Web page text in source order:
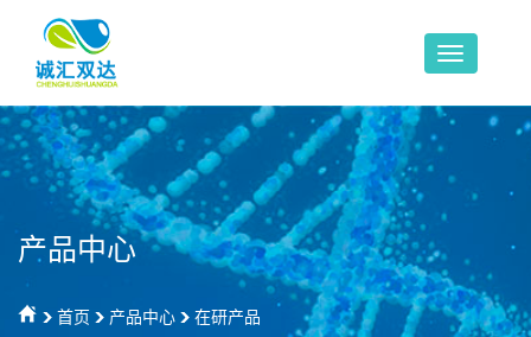
产品中心
首页 产品中心 在研产品